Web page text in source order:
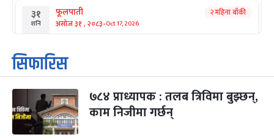
३१
शनि
फूलपाती
असोज ३१ , २०८३-Oct 17, 2026
२ महिना बाँकी
१
आइत
कार्तिक सङ्क्रान्ति
कार्तिक १, २०८३
३
मंगल
महानवमी
कार्तिक ३, २०८३-Oct 20, 2026
२ महिना बाँकी
सिफारिस
७८४ प्राध्यापक : तलब त्रिविमा बुझ्छन्,
काम निजीमा गर्छन्